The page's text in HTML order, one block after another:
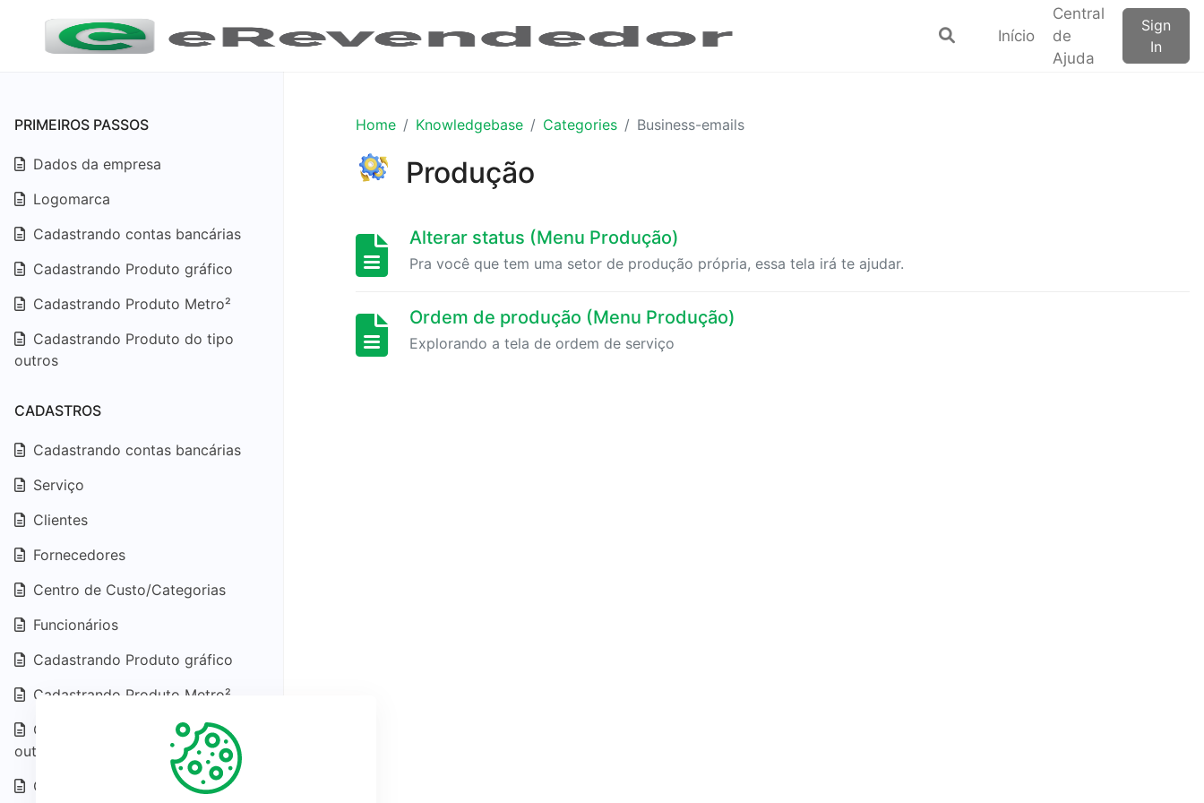
Início
Central
de
Ajuda
Sign
In
PRIMEIROS PASSOS
Dados da empresa
Logomarca
Cadastrando contas bancárias
Cadastrando Produto gráfico
Cadastrando Produto Metro²
Cadastrando Produto do tipo
outros
CADASTROS
Cadastrando contas bancárias
Serviço
Clientes
Fornecedores
Centro de Custo/Categorias
Funcionários
Cadastrando Produto gráfico
Cadastrando Produto Metro²
Cadastrando Produto do tipo
outros
Cadastrando uma variação
Home Knowledgebase Categories Business-emails
Produção
Alterar status (Menu Produção)
Pra você que tem uma setor de produção própria, essa tela irá te ajudar.
Ordem de produção (Menu Produção)
Explorando a tela de ordem de serviço